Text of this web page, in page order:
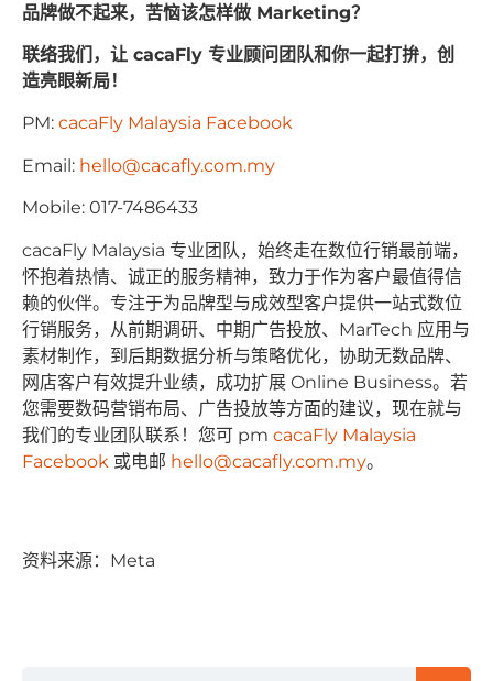
品牌做不起来，苦恼该怎样做 Marketing？
联络我们，让 cacaFly 专业顾问团队和你一起打拚，创
造亮眼新局！
PM: cacaFly Malaysia Facebook
Email: hello@cacafly.com.my
Mobile: 017-7486433
cacaFly Malaysia 专业团队，始终⾛在数位⾏销最前端，
怀抱着热情、诚正的服务精神，致⼒于作为客户最值得信
赖的伙伴。专注于为品牌型与成效型客户提供⼀站式数位
⾏销服务，从前期调研、中期⼴告投放、MarTech 应⽤与
素材制作，到后期数据分析与策略优化，协助⽆数品牌、
⽹店客户有效提升业绩，成功扩展 Online Business。若
您需要数码营销布局、⼴告投放等⽅⾯的建议，现在就与
我们的专业团队联系！您可 pm cacaFly Malaysia
Facebook 或电邮 hello@cacafly.com.my。
资料来源：Meta